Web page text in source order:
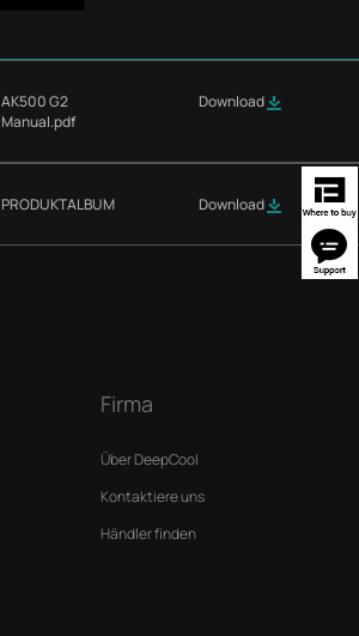
AK500 G2
Manual.pdf
Download
PRODUKTALBUM Download
Firma
Über DeepCool
Kontaktiere uns
Händler finden